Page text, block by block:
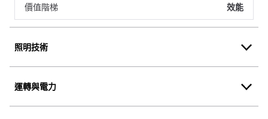
價值階梯 效能
照明技術
運轉與電力